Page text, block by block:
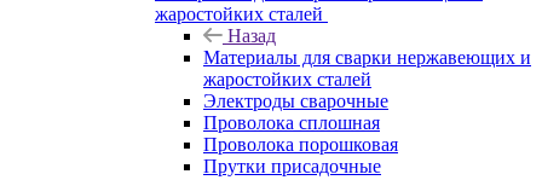
жаростойких сталей
Назад
Материалы для сварки нержавеющих и
жаростойких сталей
Электроды сварочные
Проволока сплошная
Проволока порошковая
Прутки присадочные